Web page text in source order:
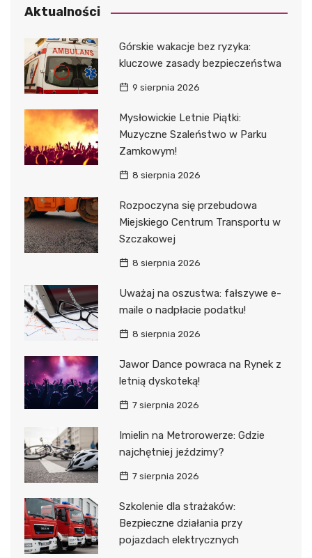
Aktualności
Górskie wakacje bez ryzyka:
kluczowe zasady bezpieczeństwa
9 sierpnia 2026
Mysłowickie Letnie Piątki:
Muzyczne Szaleństwo w Parku
Zamkowym!
8 sierpnia 2026
Rozpoczyna się przebudowa
Miejskiego Centrum Transportu w
Szczakowej
8 sierpnia 2026
Uważaj na oszustwa: fałszywe e-
maile o nadpłacie podatku!
8 sierpnia 2026
Jawor Dance powraca na Rynek z
letnią dyskoteką!
7 sierpnia 2026
Imielin na Metrorowerze: Gdzie
najchętniej jeździmy?
7 sierpnia 2026
Szkolenie dla strażaków:
Bezpieczne działania przy
pojazdach elektrycznych